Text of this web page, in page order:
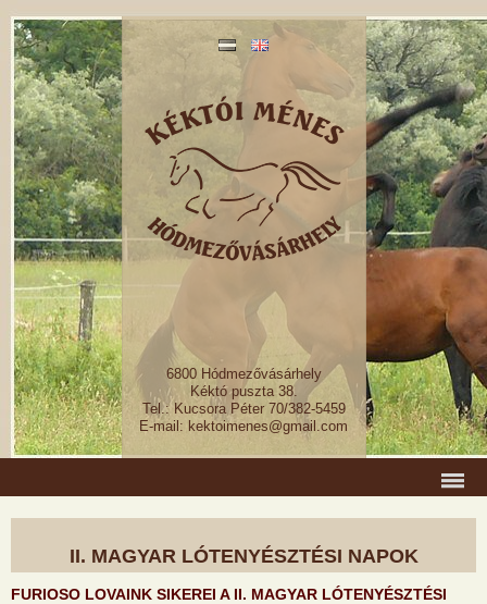
6800 Hódmezővásárhely
Kéktó puszta 38.
Tel.: Kucsora Péter 70/382-5459
E-mail: kektoimenes@gmail.com
II. MAGYAR LÓTENYÉSZTÉSI NAPOK
FURIOSO LOVAINK SIKEREI A II. MAGYAR LÓTENYÉSZTÉSI